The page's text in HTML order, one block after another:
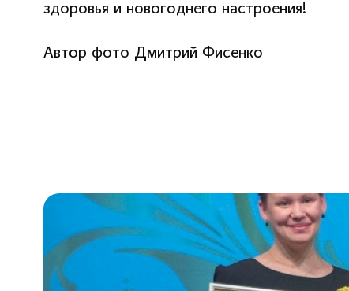
здоровья и новогоднего настроения!
Автор фото Дмитрий Фисенко